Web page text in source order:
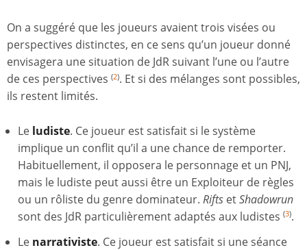
On a suggéré que les joueurs avaient trois visées ou
perspectives distinctes, en ce sens qu’un joueur donné
envisagera une situation de JdR suivant l’une ou l’autre
de ces perspectives (2). Et si des mélanges sont possibles,
ils restent limités.
Le ludiste. Ce joueur est satisfait si le système
implique un conflit qu’il a une chance de remporter.
Habituellement, il opposera le personnage et un PNJ,
mais le ludiste peut aussi être un Exploiteur de règles
ou un rôliste du genre dominateur. Rifts etShadowrun
sont des JdR particulièrement adaptés aux ludistes (3).
Le narrativiste. Ce joueur est satisfait si une séance